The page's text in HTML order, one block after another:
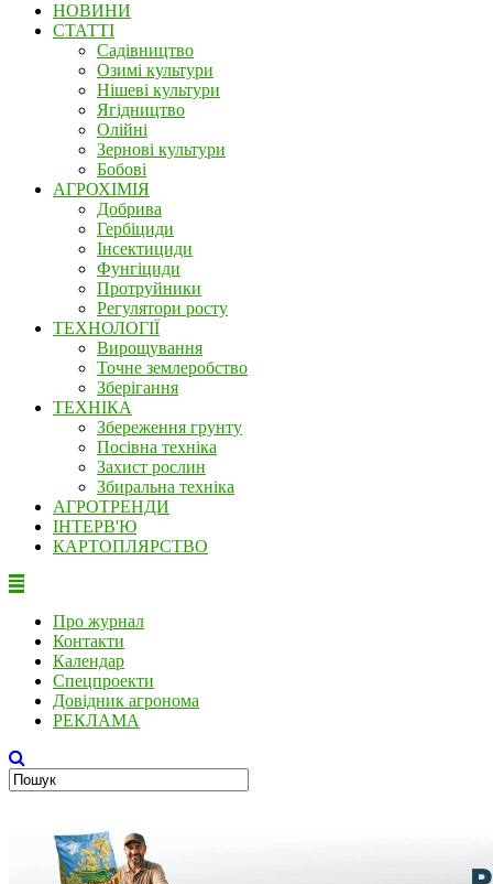
НОВИНИ
СТАТТІ
Садівництво
Озимі культури
Нішеві культури
Ягідництво
Олійні
Зернові культури
Бобові
АГРОХІМІЯ
Добрива
Гербіциди
Інсектициди
Фунгіциди
Протруйники
Регулятори росту
ТЕХНОЛОГІЇ
Вирощування
Точне землеробство
Зберігання
ТЕХНІКА
Збереження грунту
Посівна техніка
Захист рослин
Збиральна техніка
АГРОТРЕНДИ
ІНТЕРВ'Ю
КАРТОПЛЯРСТВО
Про журнал
Контакти
Календар
Спецпроекти
Довідник агронома
РЕКЛАМА